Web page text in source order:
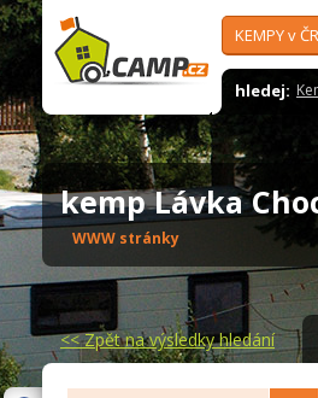
KEMPY v ČR
hledej:
kemp Lávka
WWW stránky
<<Zpět na výsledky hledání